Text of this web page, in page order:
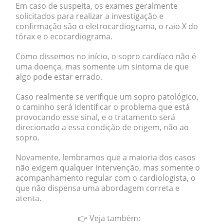
Em caso de suspeita, os exames geralmente
solicitados para realizar a investigação e
confirmação são o eletrocardiograma, o raio X do
tórax e o ecocardiograma.
Como dissemos no início, o sopro cardíaco não é
uma doença, mas somente um sintoma de que
algo pode estar errado.
Caso realmente se verifique um sopro patológico,
o caminho será identificar o problema que está
provocando esse sinal, e o tratamento será
direcionado a essa condição de origem, não ao
sopro.
Novamente, lembramos que a maioria dos casos
não exigem qualquer intervenção, mas somente o
acompanhamento regular com o cardiologista, o
que não dispensa uma abordagem correta e
atenta.
👉 Veja também: